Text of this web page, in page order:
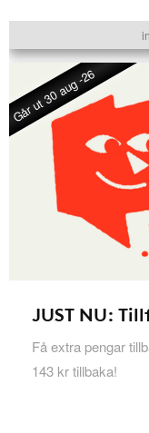
Går ut 30 aug -26
JUST NU:
Få extra pengar
143 kr tillbaka!